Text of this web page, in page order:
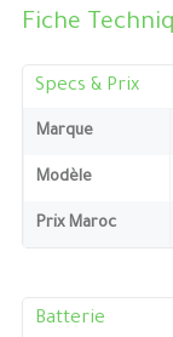
Fiche
Specs & Prix
Marque
Modèle
Prix Maroc
Batterie